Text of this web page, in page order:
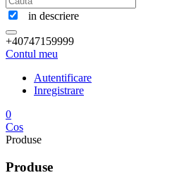
in descriere
+40747159999
Contul meu
Autentificare
Inregistrare
0
Cos
Produse
Produse